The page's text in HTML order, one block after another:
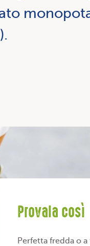
Provala così
Perfetta fredda o